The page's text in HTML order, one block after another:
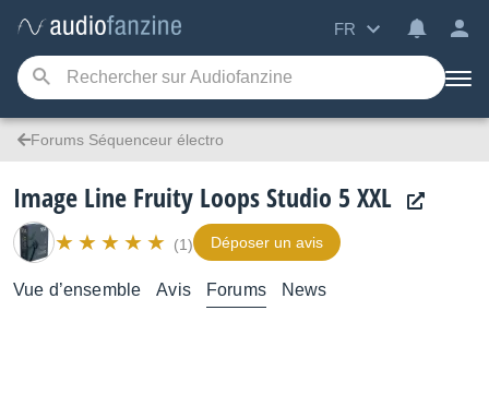
FR
Forums Séquenceur électro
Image Line Fruity Loops Studio 5 XXL
(1) Déposer un avis
Vue d’ensemble Avis Forums News